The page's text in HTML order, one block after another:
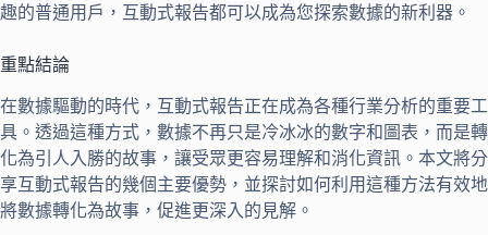
趣的普通用戶，互動式報告都可以成為您探索數據的新利器。
重點結論
在數據驅動的時代，互動式報告正在成為各種行業分析的重要工
具。透過這種方式，數據不再只是冷冰冰的數字和圖表，而是轉
化為引人入勝的故事，讓受眾更容易理解和消化資訊。本文將分
享互動式報告的幾個主要優勢，並探討如何利用這種方法有效地
將數據轉化為故事，促進更深入的見解。